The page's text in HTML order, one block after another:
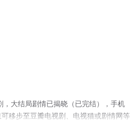
大结局剧情已揭晓（已完结），手机
移步至豆瓣电视剧、电视猫或剧情网等